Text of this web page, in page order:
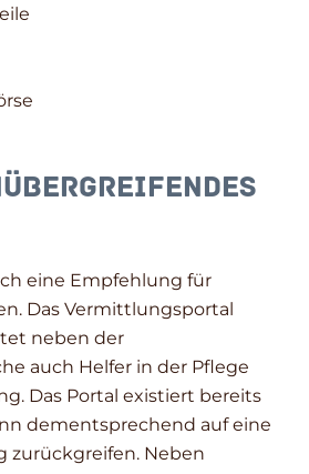
eine Empfehlung für
Das Vermittlungsportal
neben der
auch Helfer in der Pflege
Das Portal existiert bereits
dementsprechend auf eine
zurückgreifen. Neben